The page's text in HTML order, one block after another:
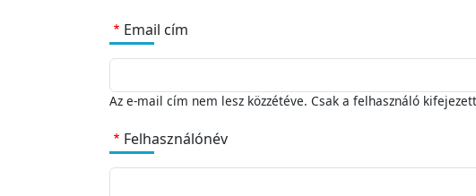
Csatlakozás
vállalkozóként
Csatlakozás
Email cím
Az e-mail cím nem lesz közzétéve. Csak a felhasználó
Felhasználónév